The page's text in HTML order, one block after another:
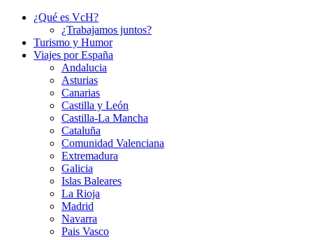
¿Qué es VcH?
¿Trabajamos juntos?
Turismo y Humor
Viajes por España
Andalucia
Asturias
Canarias
Castilla y León
Castilla-La Mancha
Cataluña
Comunidad Valenciana
Extremadura
Galicia
Islas Baleares
La Rioja
Madrid
Navarra
Pais Vasco